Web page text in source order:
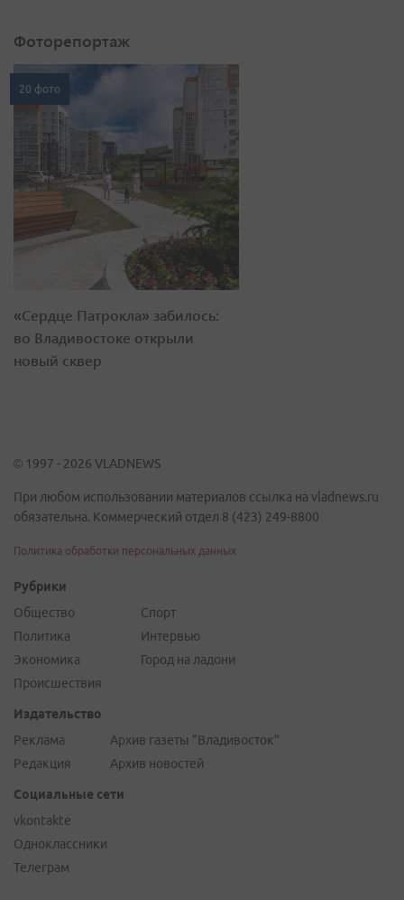
Фоторепортаж
20 фото
«Сердце Патрокла» забилось:
во Владивостоке открыли
новый сквер
© 1997 - 2026 VLADNEWS
При любом использовании материалов ссылка на vladnews.ru
обязательна. Коммерческий отдел 8 (423) 249-8800
Политика обработки персональных данных
Рубрики
Общество
Политика
Экономика
Происшествия
Спорт
Интервью
Город на ладони
Издательство
Реклама
Редакция
Архив газеты "Владивосток"
Архив новостей
Социальные сети
vkontakte
Одноклассники
Телеграм